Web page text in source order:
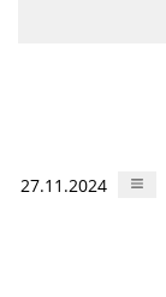
27.11.2024